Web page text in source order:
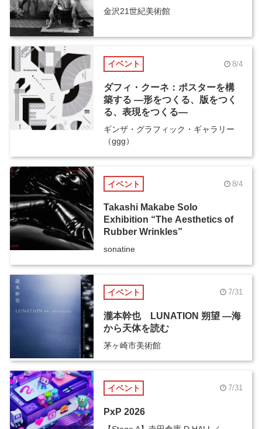
金沢21世紀美術館
イベント 8/4
ダフィ・クーネ：ポスターを構
築する ―形をつくる、版をつく
る、表現をつくる―
ギンザ・グラフィック・ギャラリー
（ggg）
イベント 8/4
Takashi Makabe Solo
Exhibition “The Aesthetics of
Rubber Wrinkles”
sonatine
イベント 7/31
瀧本幹也 LUNATION 朔望 ―海
から天体を読む
茅ヶ崎市美術館
イベント 7/31
PxP 2026